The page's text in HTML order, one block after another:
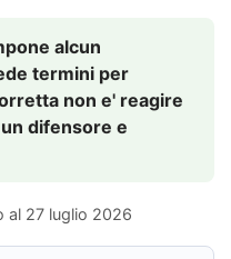
alcun
termini per
non e' reagire
difensore e
al 27 luglio 2026